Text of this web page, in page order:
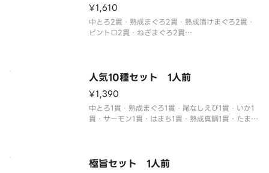
¥1,610
中とろ2貫・熟成まぐろ2貫・熟成漬けまぐろ2貫・
ビントロ2貫・ねぎまぐろ2貫
ております。
※中とろ、厳選
人気10種セット 1人前
¥1,390
中とろ1貫・熟成まぐろ1貫・尾なしえび1貫・いか1
貫・サーモン1貫・はまち1貫・熟成真鯛1貫・たまご
※醤油・ガリ・わさび・はしなどは規定量お付けし
極旨セット 1人前